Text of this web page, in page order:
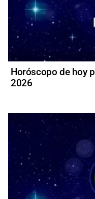
Horóscopo de hoy
2026